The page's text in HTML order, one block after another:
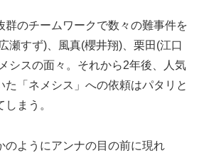
群のチームワークで数々の難事件を
瀬すず)、風真(櫻井翔)、栗田(江口
シスの面々。それから2年後、人気
た「ネメシス」への依頼はパタリと
まう。
のようにアンナの目の前に現れ